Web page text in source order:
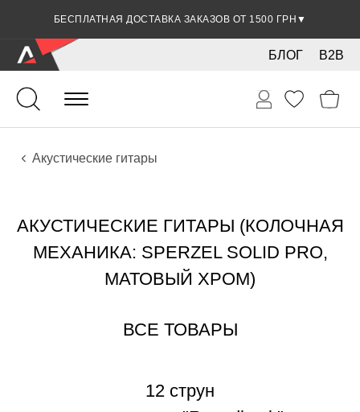
БЕСПЛАТНАЯ ДОСТАВКА ЗАКАЗОВ ОТ 1500 ГРН ▼
B2B
БЛОГ
Гитары
Акустические инструменты
Инструменты
Акустические гитары
АКУСТИЧЕСКИЕ ГИТАРЫ (КОЛОЧНАЯ
МЕХАНИКА: SPERZEL SOLID PRO,
МАТОВЫЙ ХРОМ)
ВСЕ ТОВАРЫ
12 струн